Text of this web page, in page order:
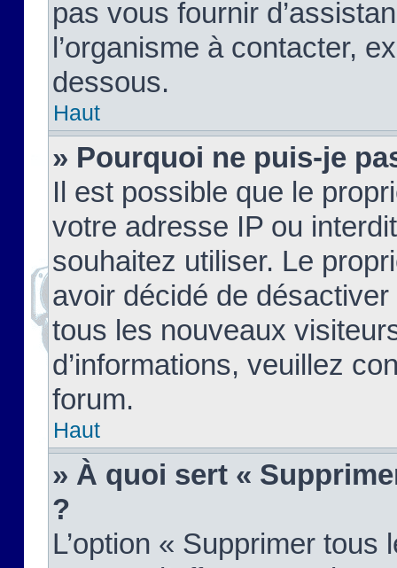
pas vous fournir
l’organisme à contacter,
dessous.
Haut
» Pourquoi ne puis-je
Il est possible que le
votre adresse IP ou
souhaitez utiliser. Le
avoir décidé de
tous les nouveaux
d’informations, veuillez
forum.
Haut
» À quoi sert «
?
L’option « Supprimer